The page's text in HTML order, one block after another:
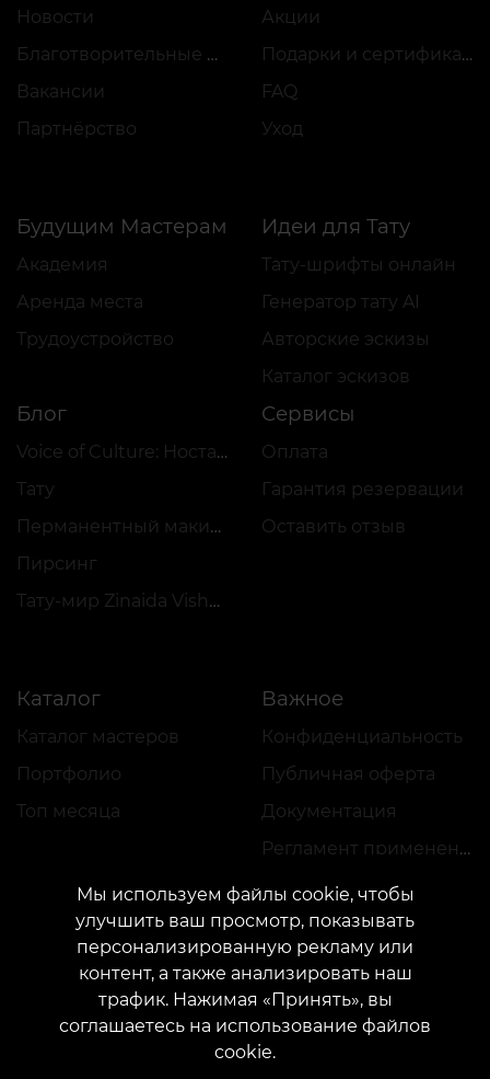
Новости
Благотворительные проекты
Вакансии
Партнёрство
Акции
Подарки и сертификаты
FAQ
Уход
Будущим Мастерам
Академия
Аренда места
Трудоустройство
Идеи для Тату
Тату-шрифты онлайн
Генератор тату AI
Авторские эскизы
Каталог эскизов
Блог
Voice of Culture: Ностальгия по 2000-м
Тату
Перманентный макияж
Пирсинг
Тату-мир Zinaida Vishenka
Сервисы
Оплата
Гарантия резервации
Оставить отзыв
Каталог
Каталог мастеров
Портфолио
Топ месяца
Важное
Конфиденциальность
Публичная оферта
Документация
Регламент применения акций
КОНТАКТЫ
Свяжитесь с нами: customers@vean-tattoo.com
marketing.veantattoo@gmail.com
Мы используем файлы cookie, чтобы
улучшить ваш просмотр, показывать
персонализированную рекламу или
контент, а также анализировать наш
трафик. Нажимая «Принять», вы
соглашаетесь на использование файлов
cookie.